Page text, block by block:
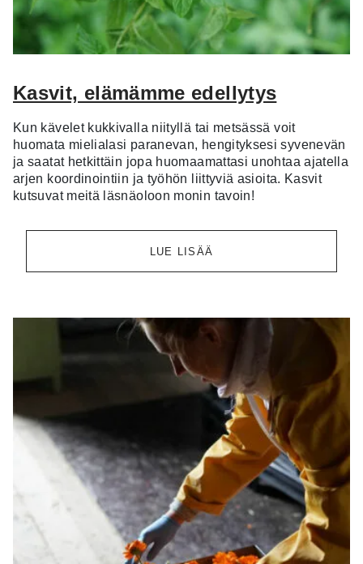
Kasvit, elämämme edellytys
Kun kävelet kukkivalla niityllä tai metsässä voit
huomata mielialasi paranevan, hengityksesi syvenevän
ja saatat hetkittäin jopa huomaamattasi unohtaa ajatella
arjen koordinointiin ja työhön liittyviä asioita. Kasvit
kutsuvat meitä läsnäoloon monin tavoin!
LUE LISÄÄ